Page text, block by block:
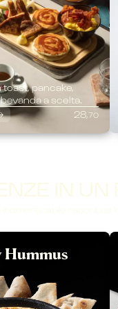
pancake,
a scelta.
28,70
IN UN
Hummus